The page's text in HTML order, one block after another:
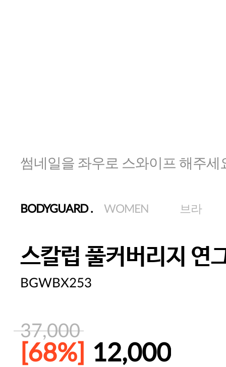
썸네일을 좌우로 스와이프 해주세
BODYGUARD. WOMEN 브라
스칼럽 풀커버리지 연
BGWBX253
37,000
[68%] 12,000